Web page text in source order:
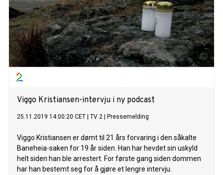
Viggo Kristiansen-intervju i ny podcast
25.11.2019 14:00:20 CET TV 2 Pressemelding
Viggo Kristiansen er dømt til 21 års forvaring i den såkalte
Baneheia-saken for 19 år siden. Han har hevdet sin uskyld
helt siden han ble arrestert. For første gang siden dommen
har han bestemt seg for å gjøre et lengre intervju.